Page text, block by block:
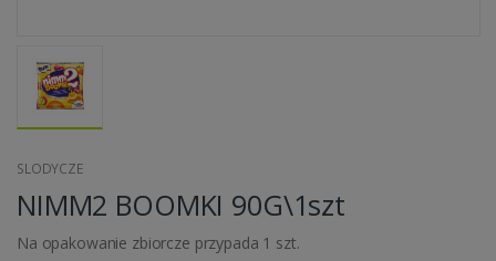
SLODYCZE
NIMM2 BOOMKI 90G\1szt
Na opakowanie zbiorcze przypada 1 szt.